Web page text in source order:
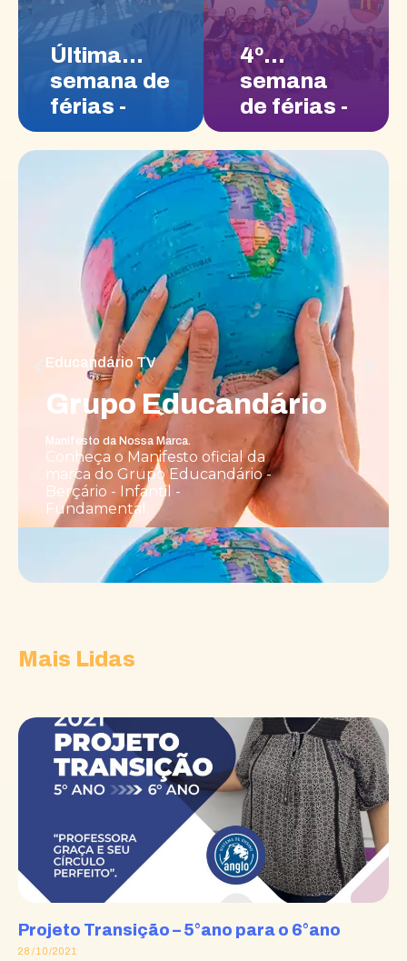
Última
semana de
férias -
(Extensão)
4º
semana
de férias -
(Extensão
- Julho)
Educandário TV
Grupo Educandário
Manifesto da Nossa Marca.
Conheça o Manifesto oficial da
marca do Grupo Educandário -
Berçário - Infantil -
Fundamental.
Mais Lidas
Projeto Transição – 5°ano para o 6°ano
28/10/2021